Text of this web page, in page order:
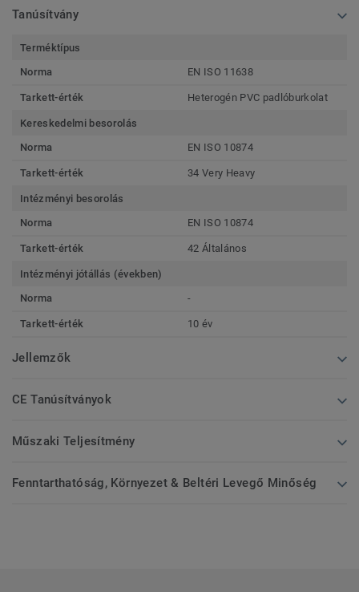
Tanúsítvány
Terméktípus
Norma
EN ISO 11638
Tarkett-érték Heterogén PVC padlóburkolat
Kereskedelmi besorolás
Norma
EN ISO 10874
Tarkett-érték 34 Very Heavy
Intézményi besorolás
Norma
EN ISO 10874
Tarkett-érték 42 Általános
Intézményi jótállás (években)
Norma
-
Tarkett-érték 10 év
Jellemzők
CE Tanúsítványok
Műszaki Teljesítmény
Fenntarthatóság, Környezet & Beltéri Levegő Minőség